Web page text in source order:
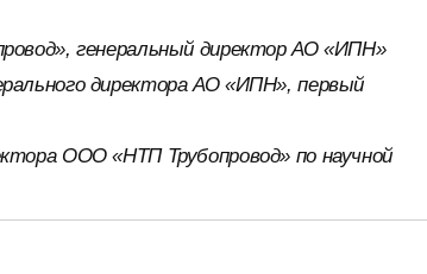
генеральный директор АО «ИПН»
директора АО «ИПН», первый
ООО «НТП Трубопровод» по научной